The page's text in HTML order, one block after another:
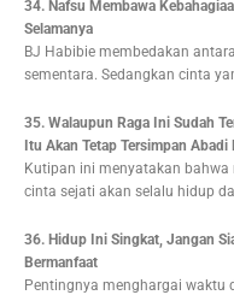
34. Nafsu Membawa
Selamanya
BJ Habibie membedakan
sementara. Sedangkan cinta
35. Walaupun Raga Ini Sudah
Itu Akan Tetap Tersimpan Abadi
Kutipan ini menyatakan
cinta sejati akan selalu hidup
36. Hidup Ini Singkat, Jangan
Bermanfaat
Pentingnya menghargai waktu